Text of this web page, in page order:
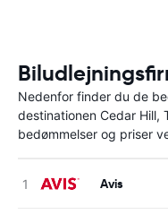
Nedenfor finder du de
destinationen Cedar Hill,
bedømmelser og priser
Avis